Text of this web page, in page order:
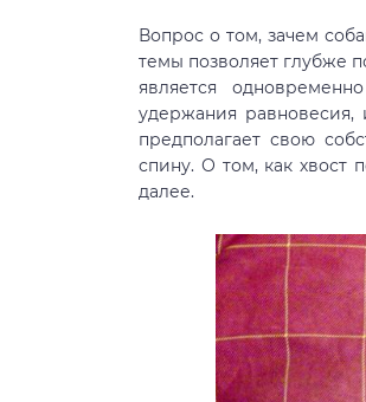
Вопрос о том, зачем
темы позволяет глубже
является
удержания равновесия,
предполагает свою
спину. О том, как хвост
далее.